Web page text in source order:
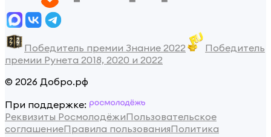
Победитель премии Знание 2022
Победитель
премии Рунета 2018, 2020 и 2022
© 2026 Добро.рф
При поддержке:
Реквизиты РосмолодёжиПользовательское
соглашениеПравила пользованияПолитика